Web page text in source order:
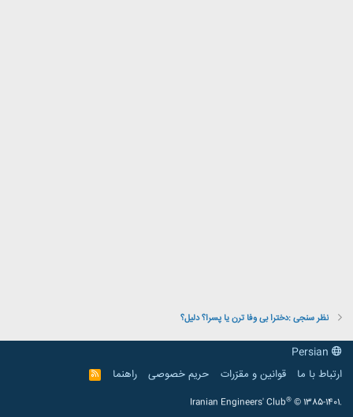
نظر سنجی :دخترا بی وفا ترن یا پسرا؟ دلیل؟
ارتباط با ما
قوانین و مقرّرات حریم خصوصی راهنما
R
S
Iranian Engineers' Club® © 1385-1401.